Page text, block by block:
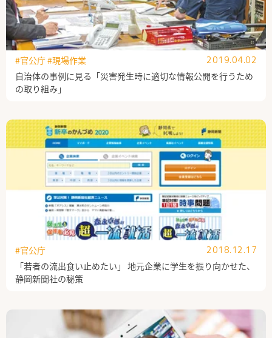
自治体の事例に見る「災害発生時に適切な情報公開を行うため
の取り組み」
#官公庁#現場作業 2019.04.02
「若者の流出食い止めたい」 地元企業に学生を振り向かせた、
静岡新聞社の秘策
#官公庁 2018.12.17